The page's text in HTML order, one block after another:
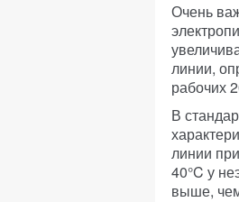
Очень
линии,
рабочих
В
линии
40°C у
выше,